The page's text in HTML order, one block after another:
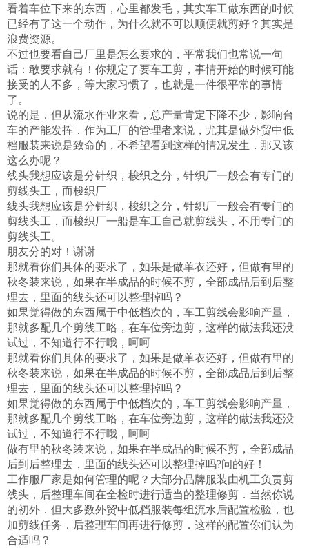
看着车位下来的东西，心里都发毛，其实车工做东西的时候
已经有了这一个动作，为什么就不可以顺便就剪好？其实是
浪费资源。
不过也要看自己厂里是怎么要求的，平常我们也常说一句
话：敢要求就有！你规定了要车工剪，事情开始的时候可能
接受的人不多，等大家习惯了，也就是一件很平常的事情
了。
说的是．但从流水作业来看，总产量肯定下降不少，影响台
车的产能发挥．作为工厂的管理者来说，尤其是做外贸中低
档服装来说是致命的，不希望看到这样的情况发生．那又该
这么办呢？
线头我想应该是分针织，梭织之分，针织厂一般会有专门的
剪线头工，而梭织厂
线头我想应该是分针织，梭织之分，针织厂一般会有专门的
剪线头工，而梭织厂一船是车工自己就剪线头，不用专门的
剪线头工。
朋友分的对！谢谢
那就看你们具体的要求了，如果是做单衣还好，但做有里的
秋冬装来说，如果在半成品的时候不剪，全部成品后到后整
理去，里面的线头还可以整理掉吗？
如果觉得做的东西属于中低档次的，车工剪线会影响产量，
那就多配几个剪线工咯，在车位旁边剪，这样的做法我还没
试过，不知道行不行哦，呵呵
那就看你们具体的要求了，如果是做单衣还好，但做有里的
秋冬装来说，如果在半成品的时候不剪，全部成品后到后整
理去，里面的线头还可以整理掉吗？
如果觉得做的东西属于中低档次的，车工剪线会影响产量，
那就多配几个剪线工咯，在车位旁边剪，这样的做法我还没
试过，不知道行不行哦，呵呵
做有里的秋冬装来说，如果在半成品的时候不剪，全部成品
后到后整理去，里面的线头还可以整理掉吗?问的好！
工作服厂家是如何管理的呢？大部分品牌服装由机工负责剪
线头，后整理车间在全检时进行适当的整理修剪．当然你说
的初外．但大多数外贸中低档服装每组流水后配置检验，也
加剪线任务．后整理车间再进行修剪．这样的配置你们认为
合适吗？